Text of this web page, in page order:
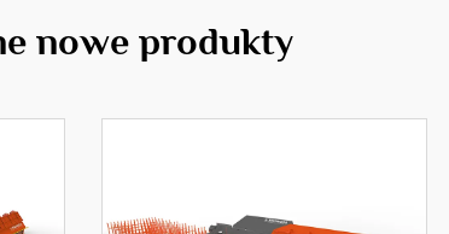
nowe produkty